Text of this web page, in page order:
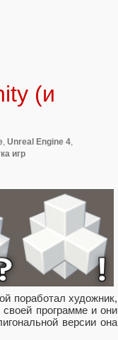
(и
, Unreal Engine 4,
игр
поработал художник,
программе и они
версии она